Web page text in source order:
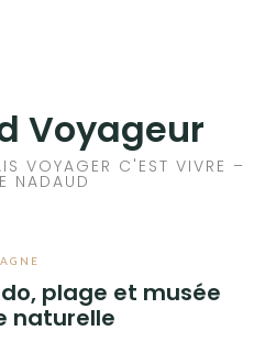
Voyageur
VOYAGER C'EST VIVRE –
NADAUD
plage et musée
naturelle